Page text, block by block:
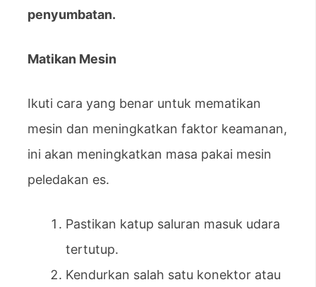
penyumbatan.
Matikan Mesin
Ikuti cara yang benar untuk mematikan
mesin dan meningkatkan faktor keamanan,
ini akan meningkatkan masa pakai mesin
peledakan es.
Pastikan katup saluran masuk udara
tertutup.
Kendurkan salah satu konektor atau